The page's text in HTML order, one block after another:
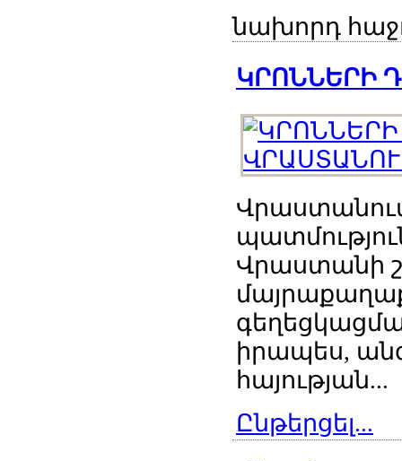
նախորդ
ԿՐՈՆՆԵՐԻ
Վրաստանում
Վրաստանի
իրապես,
հայության...
Ընթերցել...